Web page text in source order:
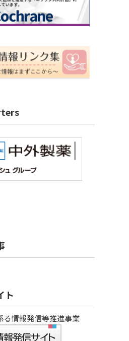
ト
る情報発信等推進事業